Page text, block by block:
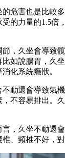
的危害也是比較
受的力量的1.5倍
節，久坐會導致
比如說腸胃，久
化系統癥狀。
不動還會導致氣
，不容易排出。
言，久坐不動還
、頸椎不好，對